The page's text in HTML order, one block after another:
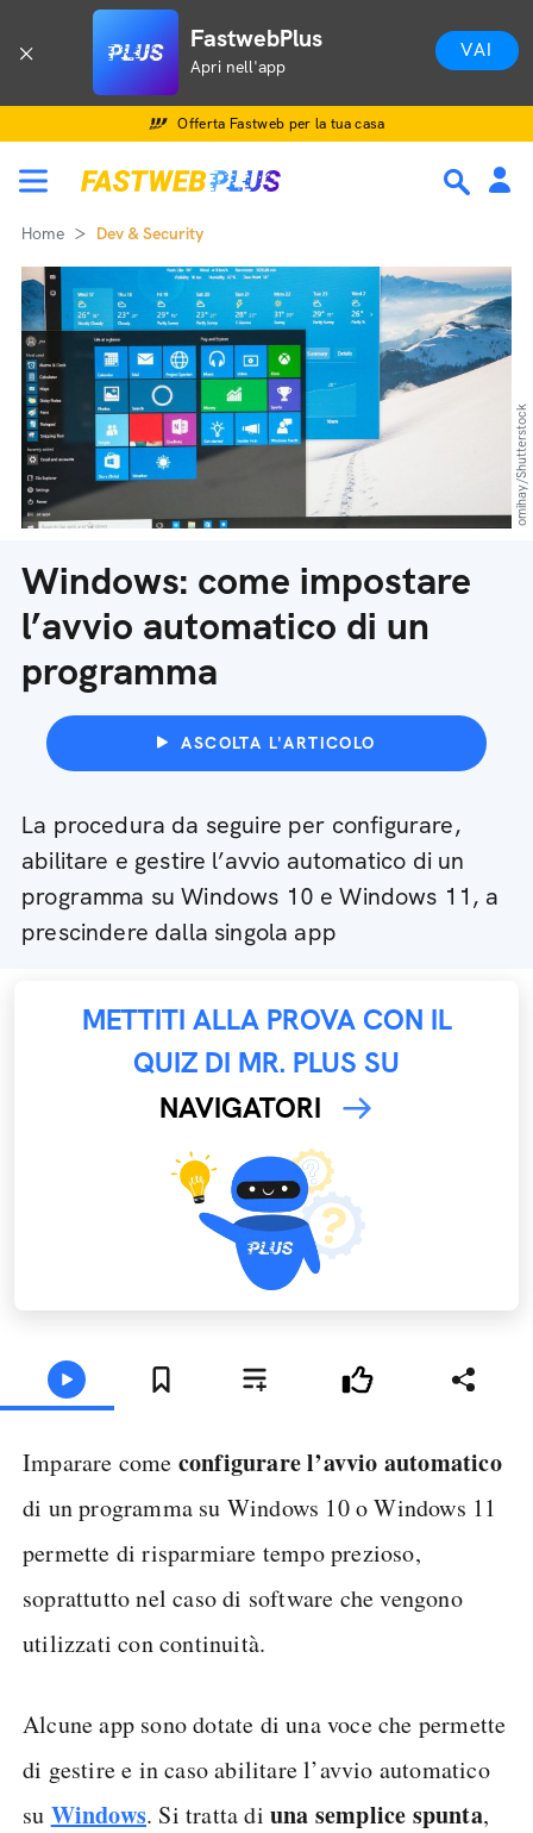
FastwebPlus
Apri nell'app
VAI
Offerta Fastweb per la tua casa
Home Dev & Security
Windows: come impostare
l’avvio automatico di un
programma
ASCOLTA L'ARTICOLO
La procedura da seguire per configurare,
abilitare e gestire l’avvio automatico di un
programma su Windows 10 e Windows 11, a
prescindere dalla singola app
omihay/Shutterstock
METTITI ALLA PROVA CON IL
QUIZ DI MR. PLUS SU
NAVIGATORI
Imparare come configurare l’avvio automatico
di un programma su Windows 10 o Windows 11
permette di risparmiare tempo prezioso,
soprattutto nel caso di software che vengono
utilizzati con continuità.
Alcune app sono dotate di una voce che permette
di gestire e in caso abilitare l’avvio automatico
su Windows. Si tratta diuna semplice spunta,